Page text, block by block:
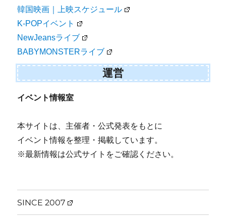
韓国映画｜上映スケジュール
K-POPイベント
NewJeansライブ
BABYMONSTERライブ
運営
イベント情報室
本サイトは、主催者・公式発表をもとに
イベント情報を整理・掲載しています。
※最新情報は公式サイトをご確認ください。
SINCE 2007